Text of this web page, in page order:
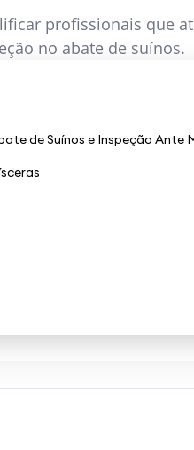
profissionais que
no abate de suínos.
de Suínos e Inspeção Ante